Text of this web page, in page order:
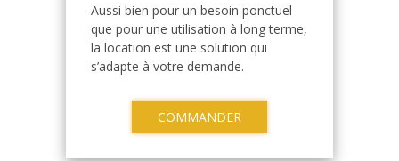
Aussi bien pour un besoin ponctuel
que pour une utilisation à long terme,
la location est une solution qui
s’adapte à votre demande.
COMMANDER